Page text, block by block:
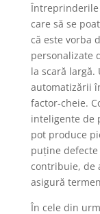
Întreprinderile
care să se
că este vorba
personalizate
la scară largă.
automatizării
factor-cheie.
inteligente de
pot produce
puține
contribuie, de
asigură
În cele din